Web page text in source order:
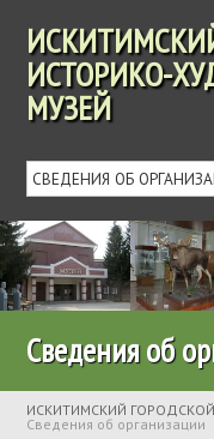
ИСТОРИКО-
МУЗЕЙ
Сведения об
ИСКИТИМСКИЙ
Сведения об организации